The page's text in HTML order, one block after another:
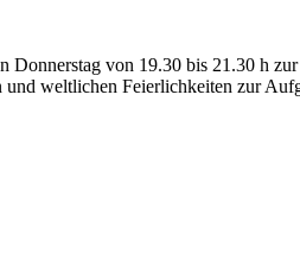
von 19.30 bis 21.30 h
weltlichen Feierlichkeiten zur